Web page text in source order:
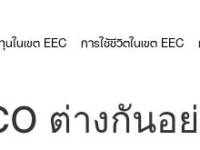
ในเขต EEC การใช้ชีวิตในเขต EEC
ต่างกันอ